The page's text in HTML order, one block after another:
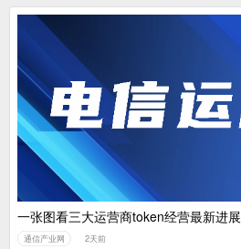
一张图看三大运营商token经营最新进展
通信产业网 2天前